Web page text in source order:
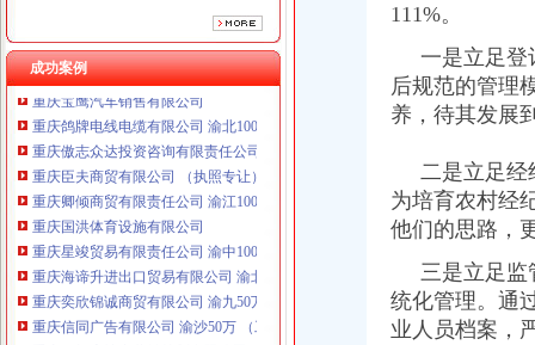
成功案例
重庆鸽牌电线电缆有限公司 渝北10010万 (进出口权)
重庆傲志众达投资咨询有限责任公司 渝九1000万 （增资）
重庆臣夫商贸有限公司 （执照专让）
重庆卿倾商贸有限责任公司 渝江100万 （工商注册）
重庆国洪体育设施有限公司
重庆星竣贸易有限责任公司 渝中100万 （进出口权）
重庆海谛升进出口贸易有限公司 渝北100万 （进出口权）
重庆奕欣锦诚商贸有限公司 渝九50万 （工商注册）
重庆信同广告有限公司 渝沙50万 （工商注册）
重庆三虹房地产营销策划有限公司
111%。
一是立足登
后规范的管理
养，待其发展
二是立足经
为培育农村经
他们的思路，
三是立足监
统化管理。通
业人员档案，